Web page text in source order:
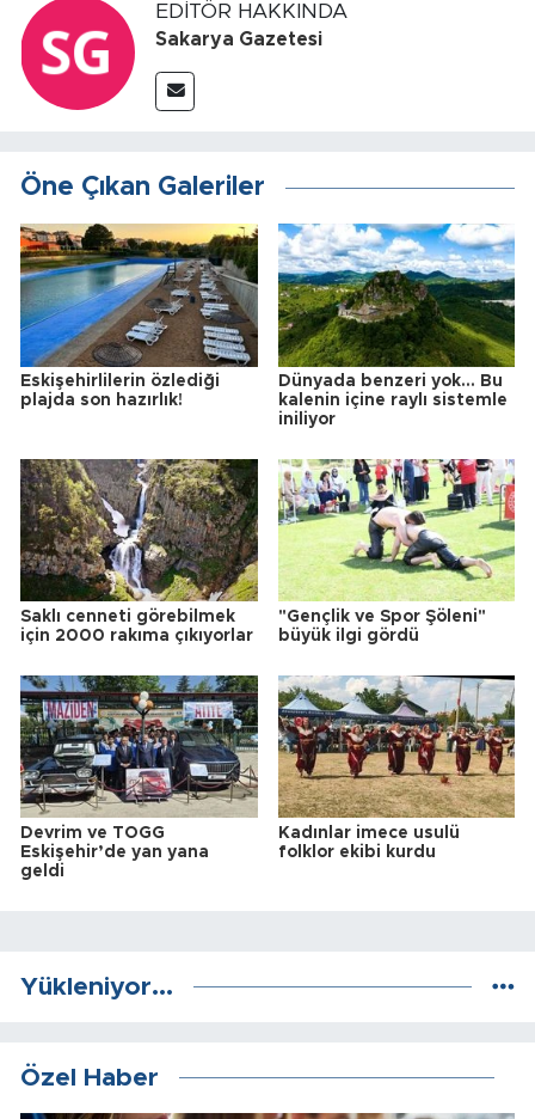
EDITÖR HAKKINDA
Sakarya Gazetesi
Öne Çıkan Galeriler
Eskişehirlilerin özlediği
plajda son hazırlık!
Dünyada benzeri yok... Bu
kalenin içine raylı sistemle
iniliyor
Saklı cenneti görebilmek
için 2000 rakıma çıkıyorlar
"Gençlik ve Spor Şöleni"
büyük ilgi gördü
Devrim ve TOGG
Eskişehir’de yan yana
geldi
Kadınlar imece usulü
folklor ekibi kurdu
Yükleniyor...
Özel Haber